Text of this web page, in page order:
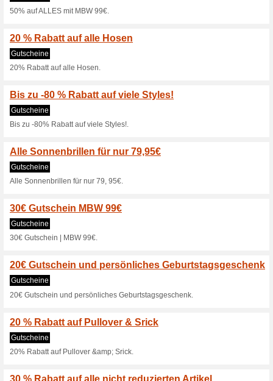
15€ + Versandkostenfrei
Bis zu -40 % im
0% funktioniert
Bis zu -40% im Midseason
30 % Extra-Rabatt